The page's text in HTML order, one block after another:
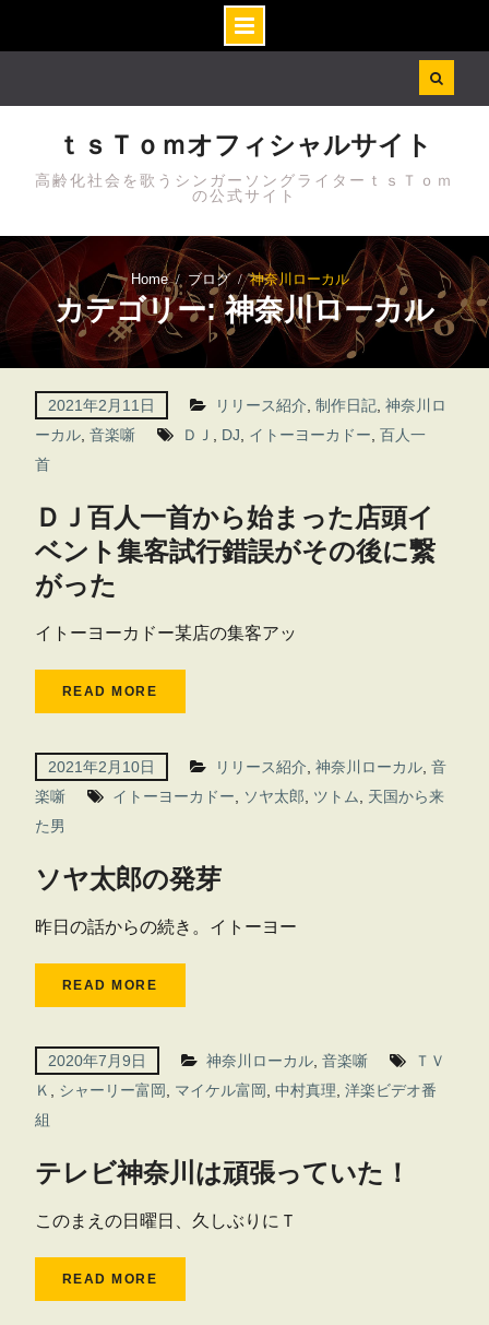
ｔｓＴｏｍオフィシャルサイト
高齢化社会を歌うシンガーソングライターｔｓＴｏｍ
の公式サイト
Home ブログ 神奈川ローカル
カテゴリー: 神奈川ローカル
2021年2月11日 リリース紹介 制作日記, 神奈川ロ
ーカル, 音楽噺 ＤＪ DJ イトーヨーカドー 百人一
首
ＤＪ百人一首から始まった店頭イ
ベント集客試行錯誤がその後に繋
がった
イトーヨーカドー某店の集客アッ
READ MORE
2021年2月10日 リリース紹介 神奈川ローカル, 音
楽噺
イトーヨーカドー ソヤ太郎 ツトム
天国から来
た男
ソヤ太郎の発芽
昨日の話からの続き。イトーヨー
READ MORE
2020年7月9日 神奈川ローカル, 音楽噺
ＴＶ
Ｋ
シャーリー富岡 マイケル富岡 中村真理 洋楽ビデオ番
組
テレビ神奈川は頑張っていた！
このまえの日曜日、久しぶりにＴ
READ MORE